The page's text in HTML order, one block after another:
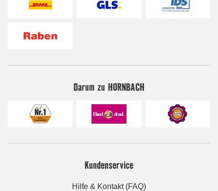
Darum zu HORNBACH
Kundenservice
Hilfe & Kontakt (FAQ)